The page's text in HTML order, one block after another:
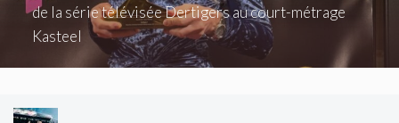
de la série télévisée Dertigers au court-métrage
Kasteel